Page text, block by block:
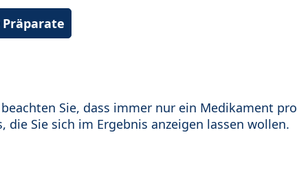
Präparate
Sie, dass immer nur ein Medikament pro
Sie sich im Ergebnis anzeigen lassen wollen.